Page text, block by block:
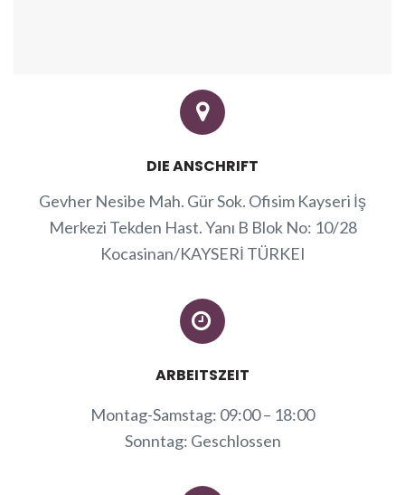
DIE ANSCHRIFT
Gevher Nesibe Mah. Gür Sok. Ofisim Kayseri İş
Merkezi Tekden Hast. Yanı B Blok No: 10/28
Kocasinan/KAYSERİ TÜRKEI
ARBEITSZEIT
Montag-Samstag: 09:00 – 18:00
Sonntag: Geschlossen